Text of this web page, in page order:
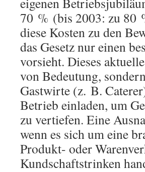
70 % (bis 2003: zu 80
diese Kosten zu den
das Gesetz nur einen
vorsieht. Dieses
von Bedeutung,
Gastwirte (z. B.
Betrieb einladen, um
zu vertiefen. Eine
wenn es sich um eine
Produkt- oder
Kundschaftstrinken